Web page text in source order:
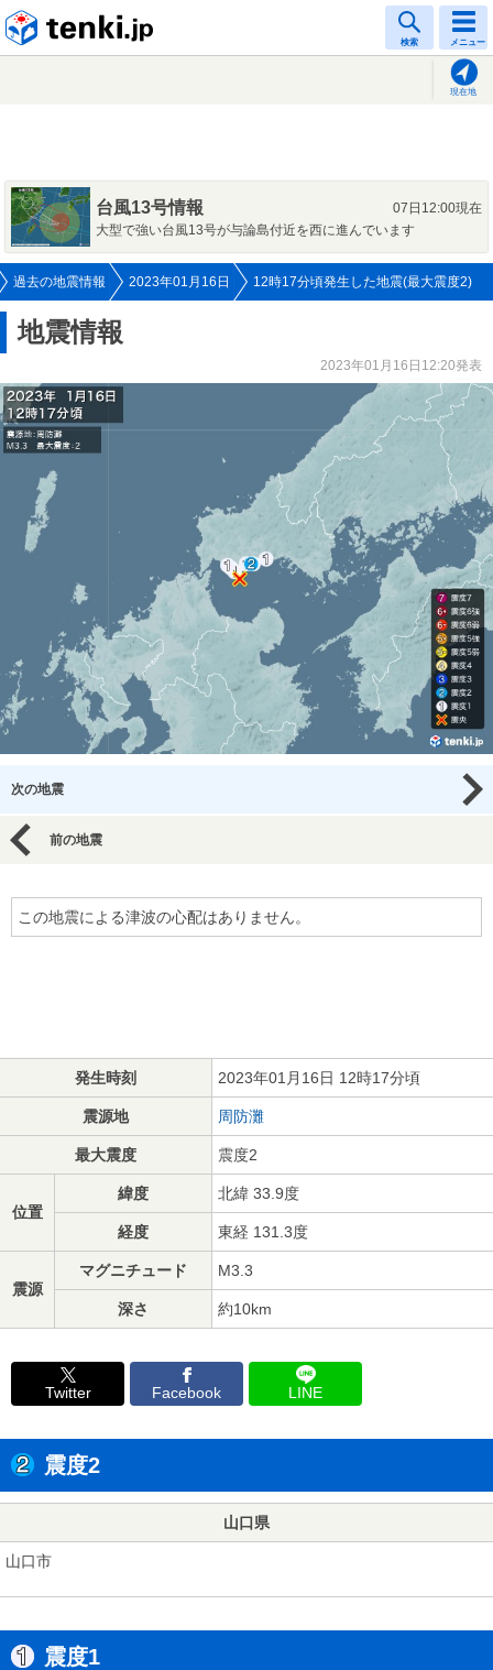
検索 メニュー
現在地
台風13号情報
07日12:00現在
大型で強い台風13号が与論島付近を西に進んでいます
過去の地震情報 2023年01月16日 12時17分頃発生した地震(最大震度2)
地震情報
2023年01月16日12:20発表
次の地震
前の地震
この地震による津波の心配はありません。
発生時刻 2023年01月16日 12時17分頃
震源地 周防灘
最大震度 震度2
位置
緯度 北緯 33.9度
経度 東経 131.3度
震源
マグニチュード M3.3
深さ 約10km
Twitter Facebook LINE
震度2
山口県
山口市
震度1